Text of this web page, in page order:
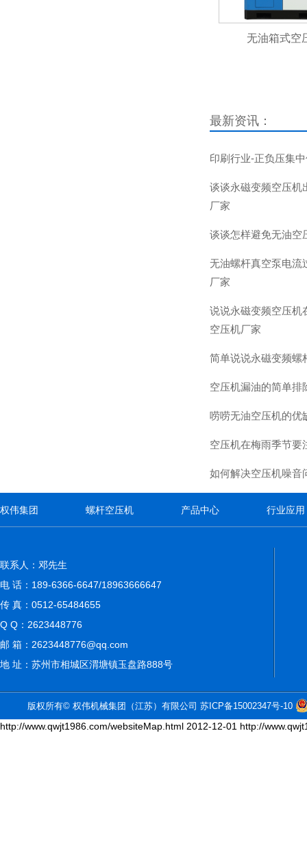
无油箱式空
最新资讯：
印刷行业-正负压集
谈谈永磁变频空压机
厂家
谈谈怎样避免无油空
无油螺杆真空泵电流
厂家
说说永磁变频空压机
空压机厂家
简单说说永磁变频螺
空压机漏油的简单排
唠唠无油空压机的优
空压机在梅雨季节要
如何解决空压机噪音
权伟集团 螺杆空压机 产品中心 行业应用
联系人：邓先生
电 话：189-6366-6647/18963666647
传 真：0512-65484655
Q Q：2623448776
邮 箱：2623448776@qq.com
地 址：苏州市相城区渭塘镇玉盘路888号
版权所有© 权伟机械集团（江苏）有限公司 苏ICP备15002347号-10
http://www.qwjt1986.com/websiteMap.html 2012-12-01 http://